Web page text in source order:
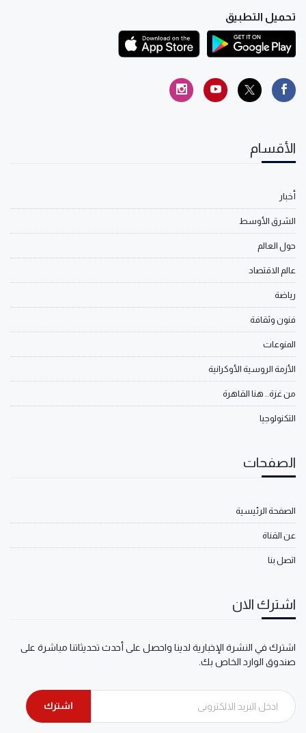
تحميل التطبيق
الأقسام
أخبار
الشرق الأوسط
حول العالم
عالم الاقتصاد
رياضة
فنون وثقافة
المنوعات
الأزمة الروسية الأوكرانية
من غزة.. هنا القاهرة
التكنولوجيا
الصفحات
الصفحة الرئيسية
عن القناة
اتصل بنا
اشترك الان
اشترك في النشرة الإخبارية لدينا واحصل على أحدث تحديثاتنا مباشرة على
صندوق الوارد الخاص بك.
اشترك